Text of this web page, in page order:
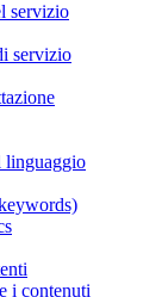
servizio
servizio
linguaggio
i contenuti